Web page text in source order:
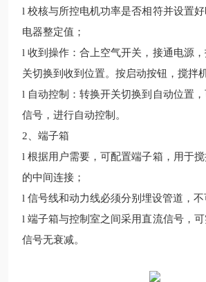
l校核与所控电机功率是否相符并设置
电器整定值；
l收到操作：合上空气开关，接通电源
关切换到收到位置。按启动按钮，搅拌
l 自动控制：转换开关切换到自动位置
信号，进行自动控制。
2 、端子箱
l根据用户需要，可配置端子箱，用于
的中间连接；
l 信号线和动力线必须分别埋设管道，不
l端子箱与控制室之间采用直流信号，可
信号无衰减。